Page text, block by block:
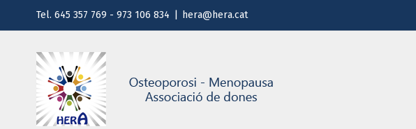
al
Tel. 645 357 769 - 973 106 834 hera@hera.cat